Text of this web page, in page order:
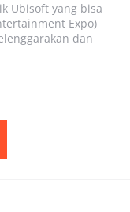
Ubisoft yang bisa
Expo)
dan